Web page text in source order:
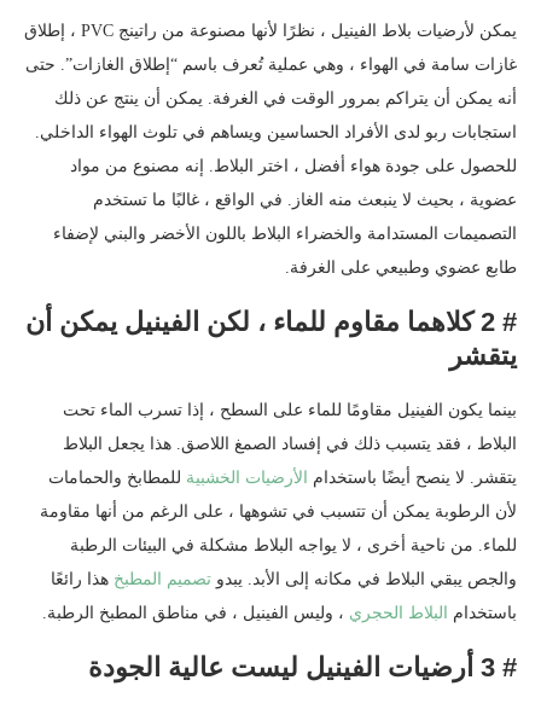
يمكن لأرضيات بلاط الفينيل ، نظرًا لأنها مصنوعة من راتينج PVC ، إطلاق
غازات سامة في الهواء ، وهي عملية تُعرف باسم “إطلاق الغازات”. حتى
أنه يمكن أن يتراكم بمرور الوقت في الغرفة. يمكن أن ينتج عن ذلك
استجابات ربو لدى الأفراد الحساسين ويساهم في تلوث الهواء الداخلي.
للحصول على جودة هواء أفضل ، اختر البلاط. إنه مصنوع من مواد
عضوية ، بحيث لا ينبعث منه الغاز. في الواقع ، غالبًا ما تستخدم
التصميمات المستدامة والخضراء البلاط باللون الأخضر والبني لإضفاء
طابع عضوي وطبيعي على الغرفة.
# 2 كلاهما مقاوم للماء ، لكن الفينيل يمكن أن
يتقشر
بينما يكون الفينيل مقاومًا للماء على السطح ، إذا تسرب الماء تحت
البلاط ، فقد يتسبب ذلك في إفساد الصمغ اللاصق. هذا يجعل البلاط
يتقشر. لا ينصح أيضًا باستخدام
الأرضيات الخشبية للمطابخ والحمامات
لأن الرطوبة يمكن أن تتسبب في تشوهها ، على الرغم من أنها مقاومة
للماء. من ناحية أخرى ، لا يواجه البلاط مشكلة في البيئات الرطبة
والجص يبقي البلاط في مكانه إلى الأبد. يبدو تصميم المطبخ هذا رائعًا
باستخدام
البلاط الحجري ، وليس الفينيل ، في مناطق المطبخ الرطبة.
# 3 أرضيات الفينيل ليست عالية الجودة